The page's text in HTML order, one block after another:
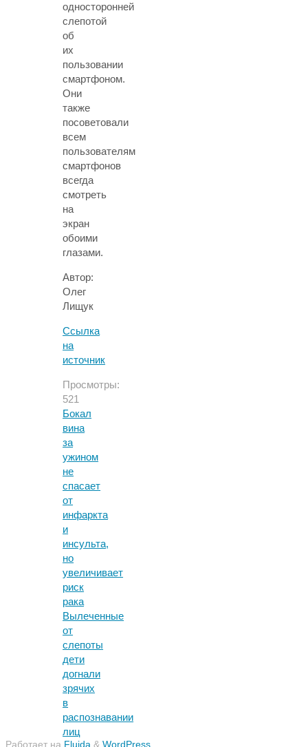
односторонней
слепотой
об
их
пользовании
смартфоном.
Они
также
посоветовали
всем
пользователям
смартфонов
всегда
смотреть
на
экран
обоими
глазами.
Автор:
Олег
Лищук
Ссылка
на
источник
Просмотры:
521
Бокал
вина
за
ужином
не
спасает
от
инфаркта
и
инсульта,
но
увеличивает
риск
рака
Вылеченные
от
слепоты
дети
догнали
зрячих
в
распознавании
лиц
Работает на Fluida & WordPress.